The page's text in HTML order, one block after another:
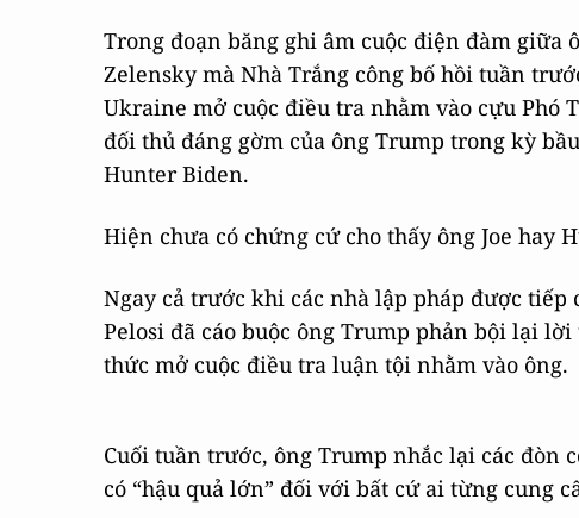
Trong đoạn băng ghi âm cuộc điện đàm giữa
Zelensky mà Nhà Trắng công bố hồi tuần
Ukraine mở cuộc điều tra nhằm vào cựu Phó
đối thủ đáng gờm của ông Trump trong kỳ
Hunter Biden.
Hiện chưa có chứng cứ cho thấy ông Joe hay
Ngay cả trước khi các nhà lập pháp được
Pelosi đã cáo buộc ông Trump phản bội lại
thức mở cuộc điều tra luận tội nhằm vào ông.
Cuối tuần trước, ông Trump nhắc lại các đòn
có “hậu quả lớn” đối với bất cứ ai từng cung